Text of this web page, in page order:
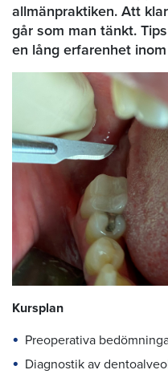
allmänpraktiken. Att
går som man tänkt.
en lång erfarenhet
Kursplan
Preoperativa
Diagnostik av